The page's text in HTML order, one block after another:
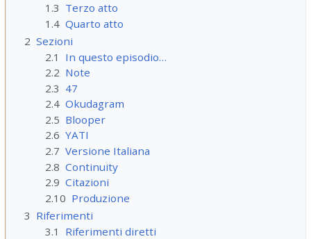
1.3 Terzo atto
1.4 Quarto atto
2 Sezioni
2.1
In questo episodio…
2.2 Note
2.3 47
2.4 Okudagram
2.5 Blooper
2.6 YATI
2.7 Versione Italiana
2.8 Continuity
2.9 Citazioni
2.10 Produzione
3 Riferimenti
3.1
Riferimenti diretti